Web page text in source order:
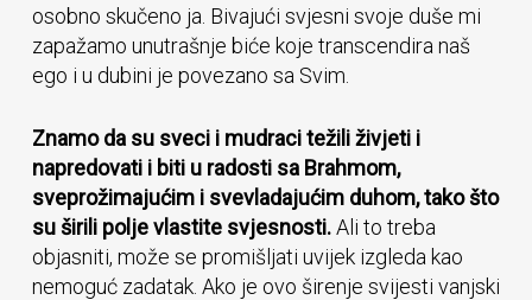
osobno skučeno ja. Bivajući svjesni svoje duše mi
zapažamo unutrašnje biće koje transcendira naš
ego i u dubini je povezano sa Svim.
Znamo da su sveci i mudraci težili živjeti i
napredovati i biti u radosti sa Brahmom,
sveprožimajućim i svevladajućim duhom, tako što
su širili polje vlastite svjesnosti.Ali to treba
objasniti, može se promišljati uvijek izgleda kao
nemoguć zadatak. Ako je ovo širenje svijesti vanjski